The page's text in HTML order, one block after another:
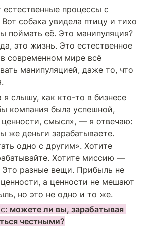
процессы с
собака увидела птицу и тихо
поймать её. Это манипуляция?
это жизнь. Это естественное
современном мире всё
манипуляцией, даже то, что
я слышу, как кто-то в бизнесе
компания была успешной,
смысл», — я отвечаю:
же деньги зарабатываете.
одно с другим». Хотите
Хотите миссию —
Это разные вещи. Прибыль не
а ценности не мешают
но это не одно и то же.
можете ли вы, зарабатывая
честными?